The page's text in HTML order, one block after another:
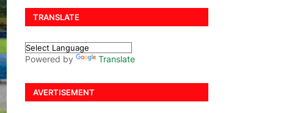
TRANSLATE
Powered by Translate
AVERTISEMENT